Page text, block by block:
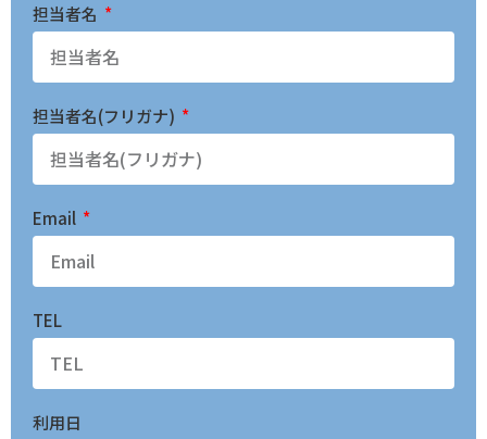
担当者名
担当者名(フリガナ)
Email
TEL
利用日